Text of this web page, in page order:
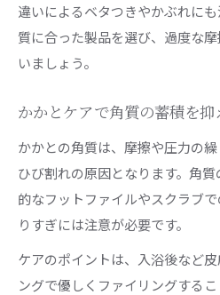
違いによるベタつきやかぶれに
質に合った製品を選び、過度な
いましょう。
かかとケアで角質の蓄積を抑
かかとの角質は、摩擦や圧力の繰
ひび割れの原因となります。角
的なフットファイルやスクラブ
りすぎには注意が必要です。
ケアのポイントは、入浴後など
ングで優しくファイリングする